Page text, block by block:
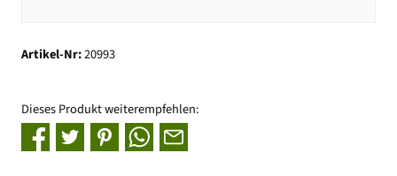
Artikel-Nr:20993
Dieses Produkt weiterempfehlen: